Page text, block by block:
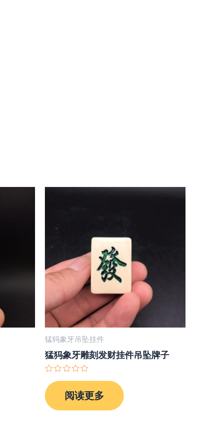
猛犸象牙吊坠挂件
猛犸象牙雕刻发财挂件吊坠牌子
分
0
&sol;
阅读更多